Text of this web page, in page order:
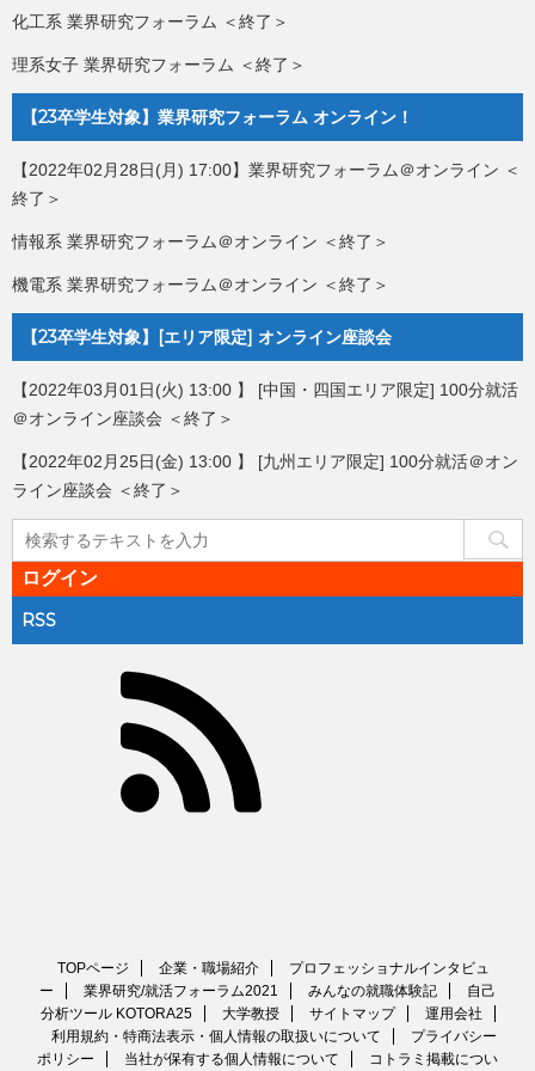
化工系 業界研究フォーラム ＜終了＞
理系女子 業界研究フォーラム ＜終了＞
【23卒学生対象】業界研究フォーラム オンライン！
【2022年02月28日(月) 17:00】業界研究フォーラム＠オンライン ＜
終了＞
情報系 業界研究フォーラム＠オンライン ＜終了＞
機電系 業界研究フォーラム＠オンライン ＜終了＞
【23卒学生対象】[エリア限定] オンライン座談会
【2022年03月01日(火) 13:00 】 [中国・四国エリア限定] 100分就活
＠オンライン座談会 ＜終了＞
【2022年02月25日(金) 13:00 】 [九州エリア限定] 100分就活＠オン
ライン座談会 ＜終了＞
ログイン
RSS
TOPページ 企業・職場紹介
プロフェッショナルインタビュ
ー
業界研究/就活フォーラム2021 みんなの就職体験記
自己
分析ツール KOTORA25
大学教授 サイトマップ
運用会社
利用規約・特商法表示・個人情報の取扱いについて
プライバシー
ポリシー
当社が保有する個人情報について コトラミ掲載につい